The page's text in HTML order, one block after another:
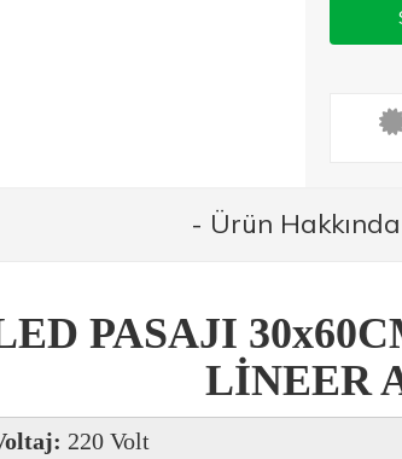
- Ürün
PASAJI
LİNEER
220 Volt